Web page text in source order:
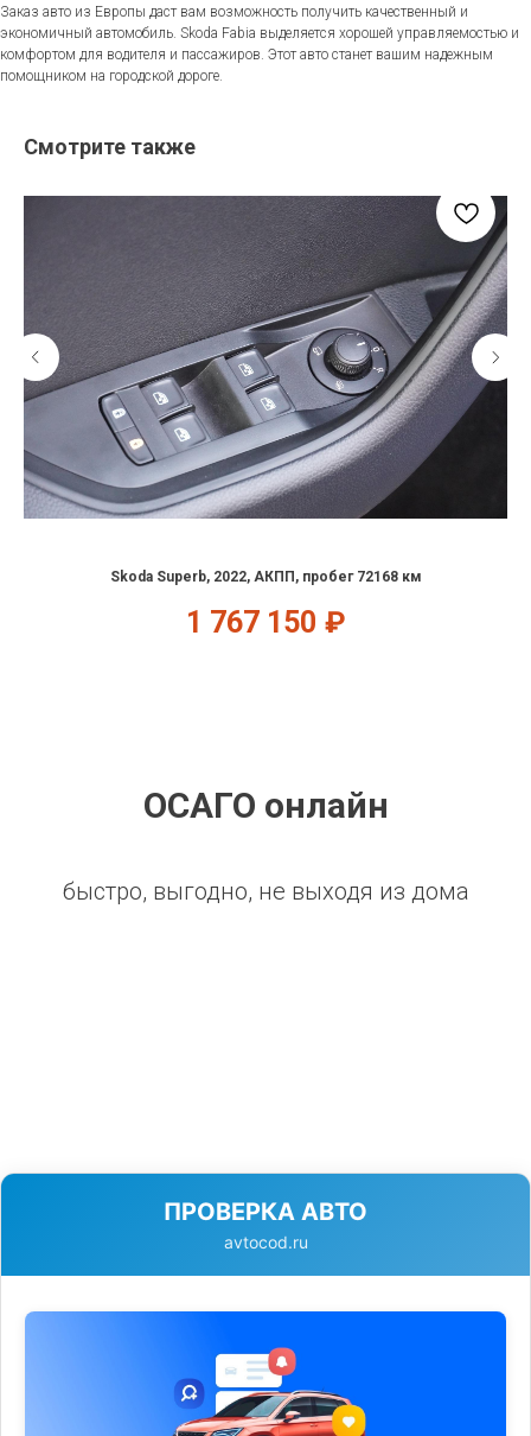
Заказ авто из Европы даст вам возможность получить качественный и
экономичный автомобиль. Skoda Fabia выделяется хорошей управляемостью и
комфортом для водителя и пассажиров. Этот авто станет вашим надежным
помощником на городской дороге.
Смотрите также
Skoda Superb, 2022, АКПП, пробег 72168 км
1 767 150 ₽
ОСАГО онлайн
быстро, выгодно, не выходя из дома
ПРОВЕРКА АВТО
avtocod.ru